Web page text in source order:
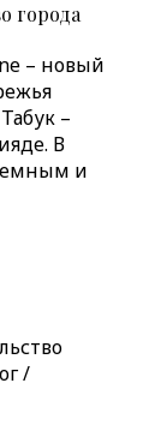
города
– новый
–
В
и
/